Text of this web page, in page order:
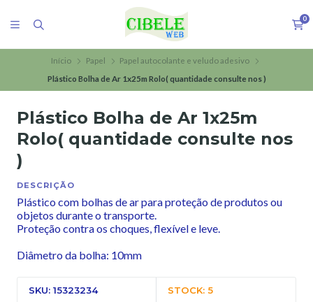
0
Início Papel
Papel autocolante e veludo adesivo
Plástico Bolha de Ar 1x25m Rolo( quantidade consulte nos )
Plástico Bolha de Ar 1x25m
Rolo( quantidade consulte nos
)
DESCRIÇÃO
Plástico com bolhas de ar para proteção de produtos ou
objetos durante o transporte.
Proteção contra os choques, flexível e leve.
Diâmetro da bolha: 10mm
SKU: 15323234 STOCK: 5